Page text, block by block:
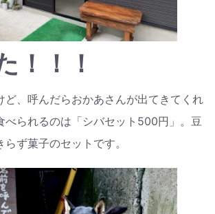
！！！
ど、呼んだらおかあさんが出てきてくれ
べられるのは「シバセット500円」。豆
ず菓子のセットです。